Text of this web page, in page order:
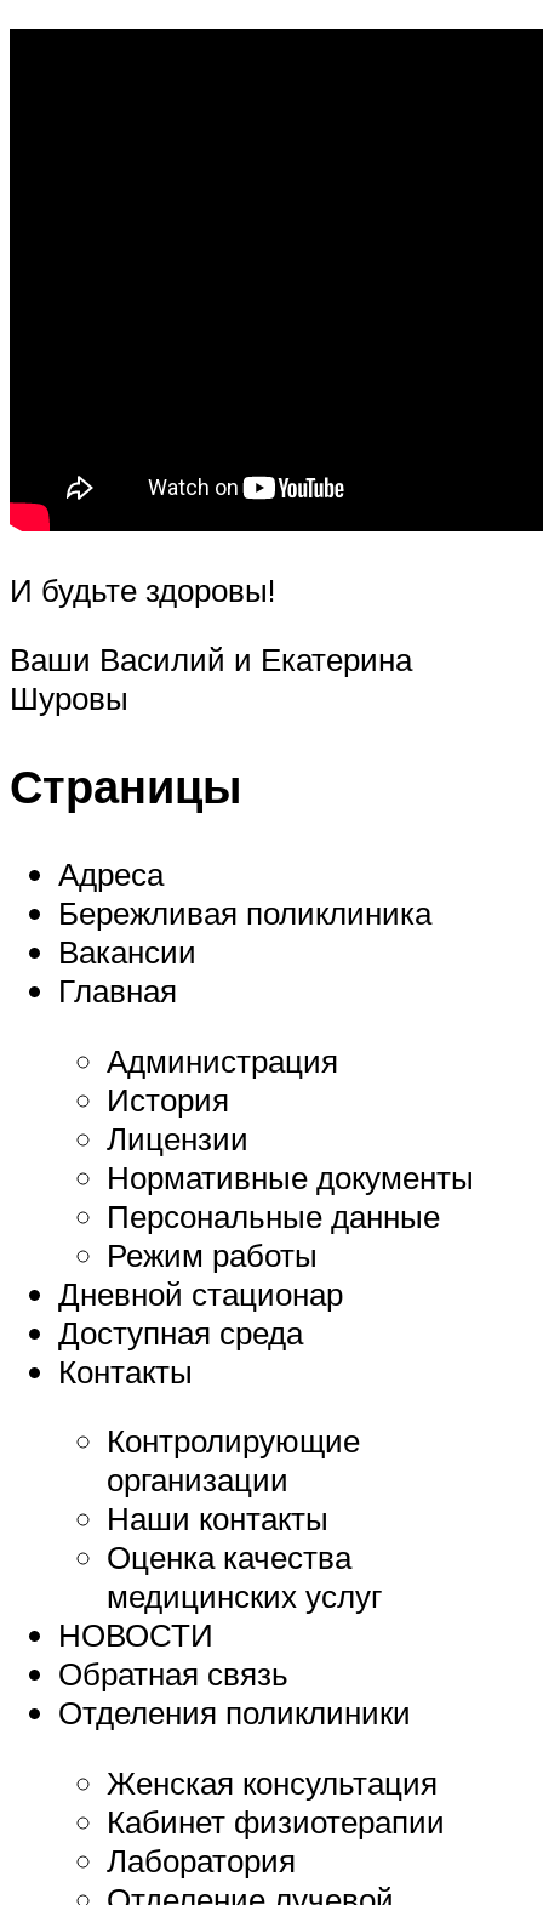
И будьте здоровы!
Ваши Василий и Екатерина
Шуровы
Страницы
Адреса
Бережливая поликлиника
Вакансии
Главная
Администрация
История
Лицензии
Нормативные документы
Персональные данные
Режим работы
Дневной стационар
Доступная среда
Контакты
Контролирующие
организации
Наши контакты
Оценка качества
медицинских услуг
НОВОСТИ
Обратная связь
Отделения поликлиники
Женская консультация
Кабинет физиотерапии
Лаборатория